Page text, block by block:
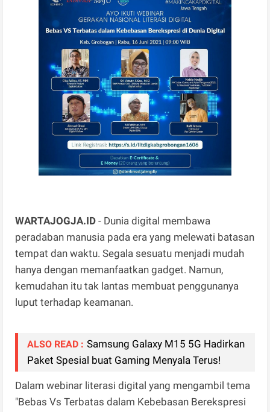
WARTAJOGJA.ID - Dunia digital membawa
peradaban manusia pada era yang melewati batasan
tempat dan waktu. Segala sesuatu menjadi mudah
hanya dengan memanfaatkan gadget. Namun,
kemudahan itu tak lantas membuat penggunanya
luput terhadap keamanan.
ALSO READ : Samsung Galaxy M15 5G Hadirkan
Paket Spesial buat Gaming Menyala Terus!
Dalam webinar literasi digital yang mengambil tema
"Bebas Vs Terbatas dalam Kebebasan Berekspresi